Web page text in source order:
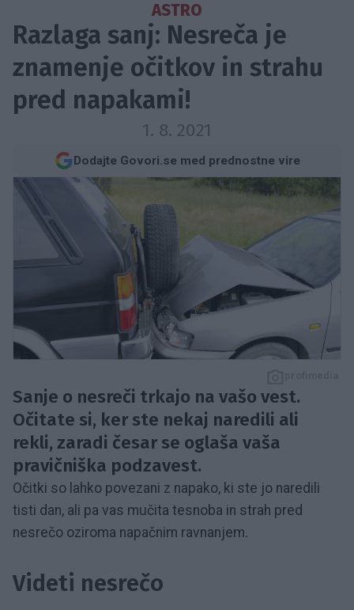
ASTRO
Razlaga sanj: Nesreča je
znamenje očitkov in strahu
pred napakami!
1. 8. 2021
Dodajte Govori.se med prednostne vire
Sanje o nesreči trkajo na vašo vest.
Očitate si, ker ste nekaj naredili ali
rekli, zaradi česar se oglaša vaša
pravičniška podzavest.
Očitki so lahko povezani z napako, ki ste jo naredili
tisti dan, ali pa vas mučita tesnoba in strah pred
nesrečo oziroma napačnim ravnanjem.
Videti nesrečo